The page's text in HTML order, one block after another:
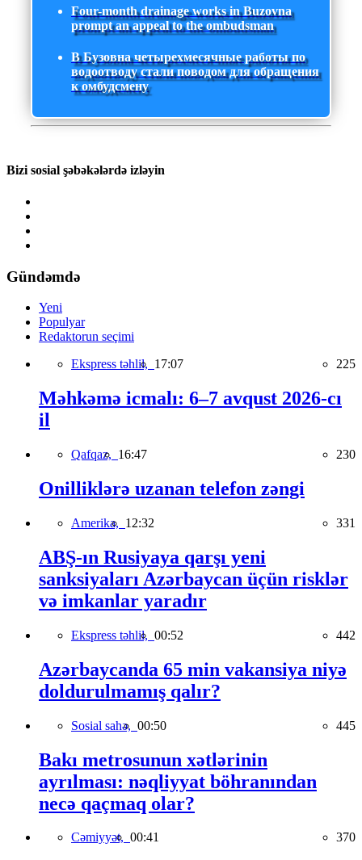
Four-month drainage works in Buzovna
prompt an appeal to the ombudsman
В Бузовна четырехмесячные работы по
водоотводу стали поводом для обращения
к омбудсмену
Bizi sosial şəbəkələrdə izləyin
Gündəmdə
Yeni
Populyar
Redaktorun seçimi
Ekspress təhlil, 17:07 225
Məhkəmə icmalı: 6–7 avqust 2026-cı
il
Qafqaz, 16:47 230
Onilliklərə uzanan telefon zəngi
Amerika, 12:32 331
ABŞ-ın Rusiyaya qarşı yeni
sanksiyaları Azərbaycan üçün risklər
və imkanlar yaradır
Ekspress təhlil, 00:52 442
Azərbaycanda 65 min vakansiya niyə
doldurulmamış qalır?
Sosial sahə, 00:50 445
Bakı metrosunun xətlərinin
ayrılması: nəqliyyat böhranından
necə qaçmaq olar?
Cəmiyyət, 00:41 370